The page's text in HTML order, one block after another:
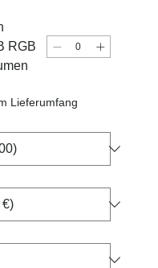
RGB
Lieferumfang